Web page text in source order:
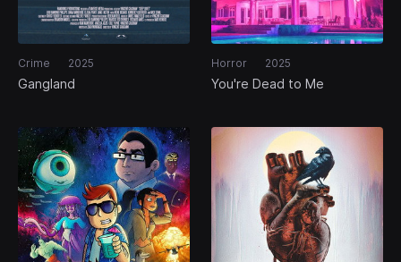
Crime 2025
Gangland
Horror 2025
You're Dead to Me